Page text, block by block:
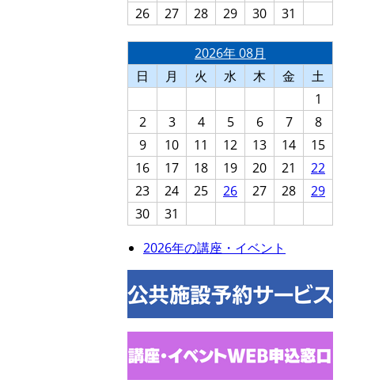
26
27 28 29 30 31
2026年 08月
日
月 火 水 木 金
土
1
2
3 4 5 6 7
8
9
10 11 12 13 14
15
16
17 18 19 20 21
22
23
24 25 26 27 28
29
30
31
2026年の講座・イベント